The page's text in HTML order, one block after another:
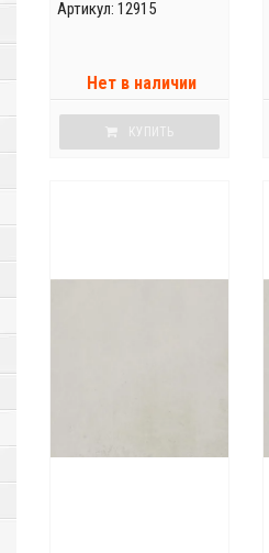
Артикул: 12915
Нет в наличии
КУПИТЬ